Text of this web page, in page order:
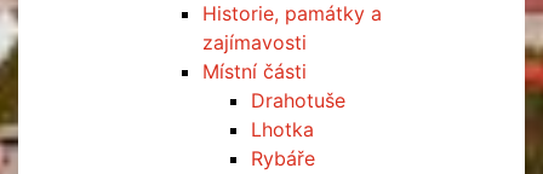
Historie, památky a
zajímavosti
Místní části
Drahotuše
Lhotka
Rybáře